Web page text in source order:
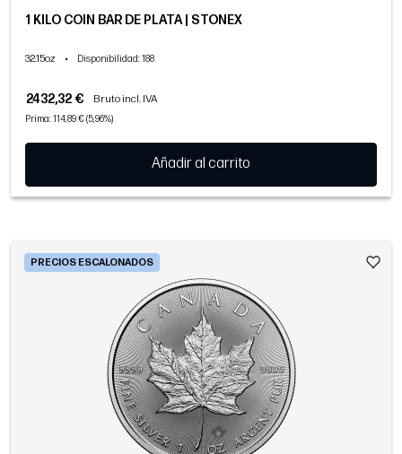
1 KILO COIN BAR DE PLATA | STONEX
32.15oz • Disponibilidad: 188
2432,32 € Bruto incl. IVA
Prima: 114,89 € (5,96%)
Añadir al carrito
PRECIOS ESCALONADOS